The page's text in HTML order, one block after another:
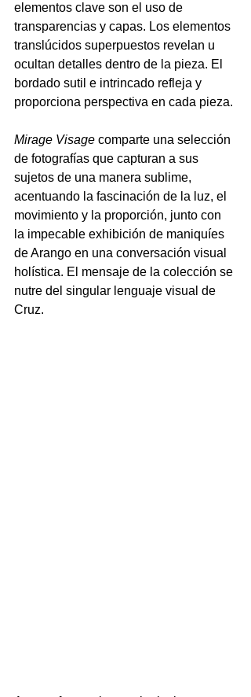
elementos clave son el uso de
transparencias y capas. Los elementos
translúcidos superpuestos revelan u
ocultan detalles dentro de la pieza. El
bordado sutil e intrincado refleja y
proporciona perspectiva en cada pieza.
Mirage Visage comparte una selección
de fotografías que capturan a sus
sujetos de una manera sublime,
acentuando la fascinación de la luz, el
movimiento y la proporción, junto con
la impecable exhibición de maniquíes
de Arango en una conversación visual
holística. El mensaje de la colección se
nutre del singular lenguaje visual de
Cruz.